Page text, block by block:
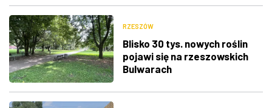
RZESZÓW
Blisko 30 tys. nowych roślin
pojawi się na rzeszowskich
Bulwarach